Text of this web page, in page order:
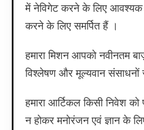
में नेविगेट करने के लिए आवश्यक
करने के लिए समर्पित हैं ।
हमारा मिशन आपको नवीनतम
विश्लेषण और मूल्यवान
हमारा आर्टिकल किसी निवेश
न होकर मनोरंजन एवं ज्ञान के